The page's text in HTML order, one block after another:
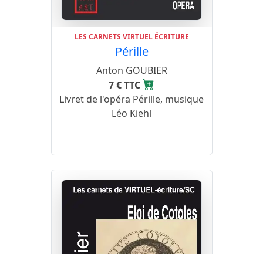
LES CARNETS VIRTUEL ÉCRITURE
Pérille
Anton GOUBIER
7 € TTC
Livret de l'opéra Pérille, musique
Léo Kiehl